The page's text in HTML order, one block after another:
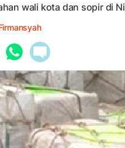
wali kota dan sopir di